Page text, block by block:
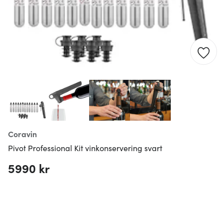
Coravin
Pivot Professional Kit vinkonservering svart
5990 kr